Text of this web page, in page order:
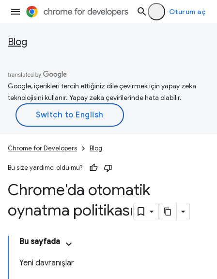
Oturum aç
Blog
Google, içerikleri tercih ettiğiniz dile çevirmek için yapay zeka
teknolojisini kullanır. Yapay zeka çevirilerinde hata olabilir.
Chrome for Developers Blog
Bu size yardımcı oldu mu?
Chrome'da otomatik
oynatma politikası
Bu sayfada
Yeni davranışlar